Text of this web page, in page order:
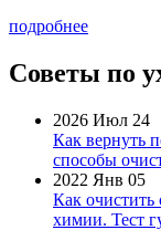
подробнее
Советы по
2026 Июл 24
Как вернуть
способы
2022 Янв 05
Как очистить
химии. Тест